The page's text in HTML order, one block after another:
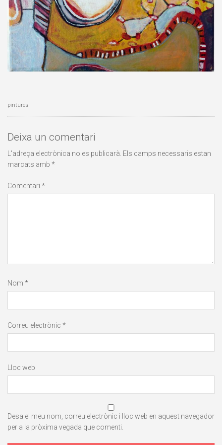
pintures
Deixa un comentari
L'adreça electrònica no es publicarà. Els camps necessaris estan
marcats amb *
Comentari *
Nom *
Correu electrònic *
Lloc web
Desa el meu nom, correu electrònic i lloc web en aquest navegador
per a la pròxima vegada que comenti.